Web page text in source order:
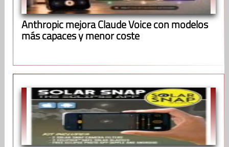
Anthropic mejora Claude Voice con modelos
más capaces y menor coste